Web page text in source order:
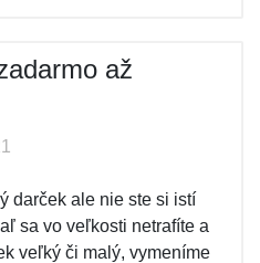
až
darček ale nie ste si istí
sa vo veľkosti netrafíte a
veľký či malý, vymeníme